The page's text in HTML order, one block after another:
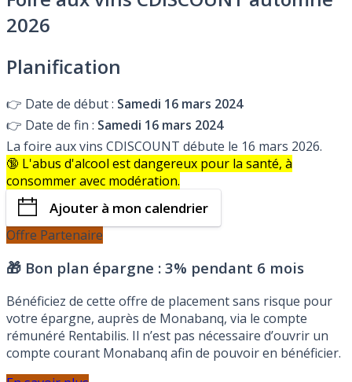
2026
Planification
👉 Date de début : Samedi 16 mars 2024
👉 Date de fin : Samedi 16 mars 2024
La foire aux vins CDISCOUNT débute le 16 mars 2026.
🔞 L'abus d'alcool est dangereux pour la santé, à
consommer avec modération.
Ajouter à mon calendrier
Offre Partenaire
🎁 Bon plan épargne : 3% pendant 6 mois
Bénéficiez de cette offre de placement sans risque pour
votre épargne, auprès de Monabanq, via le compte
rémunéré Rentabilis. Il n’est pas nécessaire d’ouvrir un
compte courant Monabanq afin de pouvoir en bénéficier.